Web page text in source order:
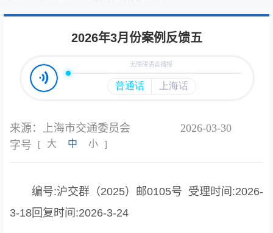
2026年3月份案例反馈五
来源：上海市交通委员会
2026-03-30
字号
[ 大 中 小 ]
编号:沪交群（2025）邮0105号 受理时间:2026-
3-18回复时间:2026-3-24